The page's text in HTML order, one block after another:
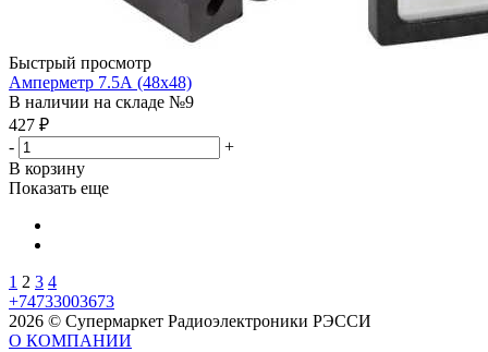
Быстрый просмотр
Амперметр 7.5А (48х48)
В наличии на складе №9
427 ₽
-
+
В корзину
Показать еще
1 2 3 4
+74733003673
2026 © Супермаркет Радиоэлектроники РЭССИ
О КОМПАНИИ